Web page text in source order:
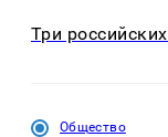
Три
Общество